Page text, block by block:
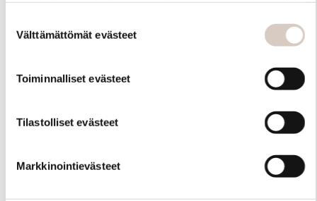
myöhemmin ”Evästeasetukset” -linkin kautta.
valinta
Välttämättömät evästeet
Toiminnalliset evästeet
Tilastolliset evästeet
Markkinointievästeet